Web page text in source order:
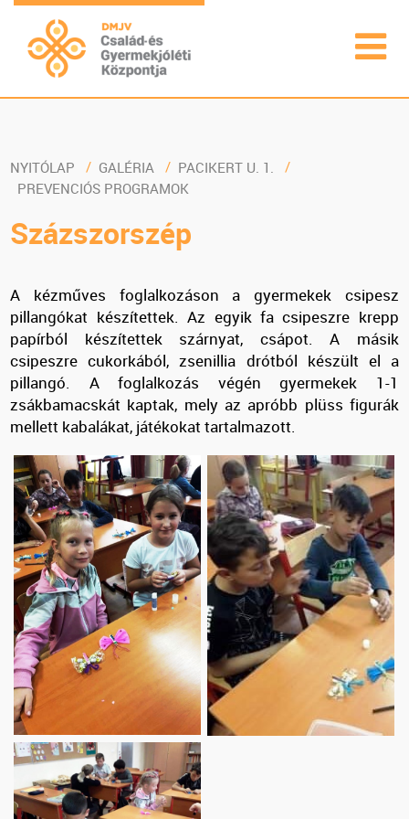
NYITÓLAP GALÉRIA
PACIKERT U. 1.
PREVENCIÓS PROGRAMOK
Százszorszép
A kézműves foglalkozáson a gyermekek csipesz
pillangókat készítettek. Az egyik fa csipeszre krepp
papírból készítettek szárnyat, csápot. A másik
csipeszre cukorkából, zsenillia drótból készült el a
pillangó. A foglalkozás végén gyermekek 1-1
zsákbamacskát kaptak, mely az apróbb plüss figurák
mellett kabalákat, játékokat tartalmazott.